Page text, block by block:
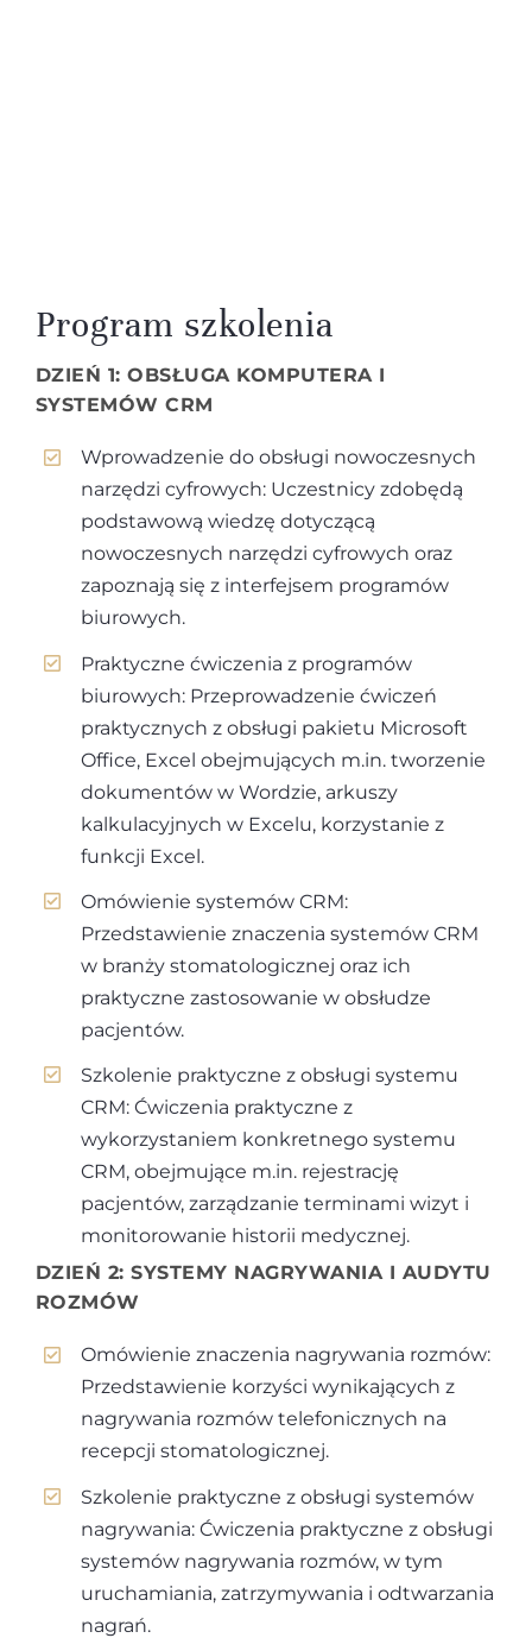
Program szkolenia
DZIEŃ 1: OBSŁUGA KOMPUTERA I
SYSTEMÓW CRM
Wprowadzenie do obsługi nowoczesnych
narzędzi cyfrowych: Uczestnicy zdobędą
podstawową wiedzę dotyczącą
nowoczesnych narzędzi cyfrowych oraz
zapoznają się z interfejsem programów
biurowych.
Praktyczne ćwiczenia z programów
biurowych: Przeprowadzenie ćwiczeń
praktycznych z obsługi pakietu Microsoft
Office, Excel obejmujących m.in. tworzenie
dokumentów w Wordzie, arkuszy
kalkulacyjnych w Excelu, korzystanie z
funkcji Excel.
Omówienie systemów CRM:
Przedstawienie znaczenia systemów CRM
w branży stomatologicznej oraz ich
praktyczne zastosowanie w obsłudze
pacjentów.
Szkolenie praktyczne z obsługi systemu
CRM: Ćwiczenia praktyczne z
wykorzystaniem konkretnego systemu
CRM, obejmujące m.in. rejestrację
pacjentów, zarządzanie terminami wizyt i
monitorowanie historii medycznej.
DZIEŃ 2: SYSTEMY NAGRYWANIA I AUDYTU
ROZMÓW
Omówienie znaczenia nagrywania rozmów:
Przedstawienie korzyści wynikających z
nagrywania rozmów telefonicznych na
recepcji stomatologicznej.
Szkolenie praktyczne z obsługi systemów
nagrywania: Ćwiczenia praktyczne z obsługi
systemów nagrywania rozmów, w tym
uruchamiania, zatrzymywania i odtwarzania
nagrań.